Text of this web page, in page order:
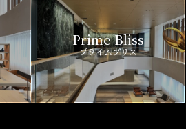
Prime Bliss
プライムブリス